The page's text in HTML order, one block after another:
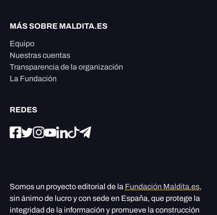
MÁS SOBRE MALDITA.ES
Equipo
Nuestras cuentas
Transparencia de la organización
La Fundación
REDES
Somos un proyecto editorial de la Fundación Maldita.es,
sin ánimo de lucro y con sede en España, que protege la
integridad de la información y promueve la construcción